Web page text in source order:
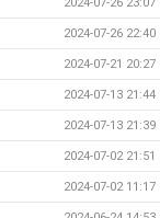
2024-07-26 22:40
2024-07-21 20:27
2024-07-13 21:44
2024-07-13 21:39
2024-07-02 21:51
2024-07-02 11:17